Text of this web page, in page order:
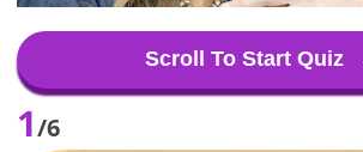
Scroll To Start Quiz
1/6